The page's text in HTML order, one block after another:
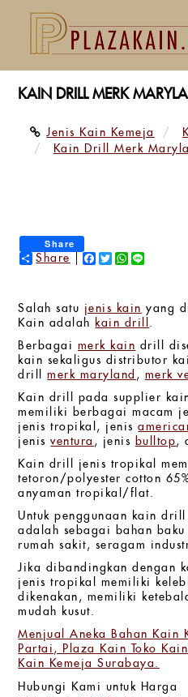
KAIN DRILL MERK
Jenis Kain Kemeja
Kain Drill Merk
Share
Share Facebook
TwitterWhatsApp
Salah satu jenis kain yang
Kain adalah kain drill .
Berbagai merk kain drill
kain sekaligus distributor
drillmerk maryland , merk
Kain drill pada supplier
memiliki berbagai macam
jenistropikal, jenis
jenisventura , jenis bulltop,
Kain drill jenis tropikal
tetoron/polyester cotton
anyaman tropikal/flat.
Untuk penggunaan kain
adalah sebagai bahan
rumah sakit, seragam
Jika dibandingkan dengan
jenis tropikal memiliki
dikenakan, memiliki
mudah kusut.
Menjual Aneka Bahan Kain
Partai, Plaza Kain Toko
Kain Kemeja Surabaya.
Hubungi Kami untuk Harga